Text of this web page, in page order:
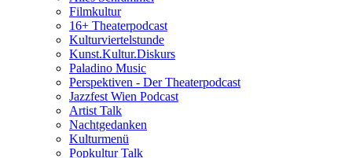
Filmkultur
16+ Theaterpodcast
Kulturviertelstunde
Kunst.Kultur.Diskurs
Paladino Music
Perspektiven - Der Theaterpodcast
Jazzfest Wien Podcast
Artist Talk
Nachtgedanken
Kulturmenü
Popkultur Talk